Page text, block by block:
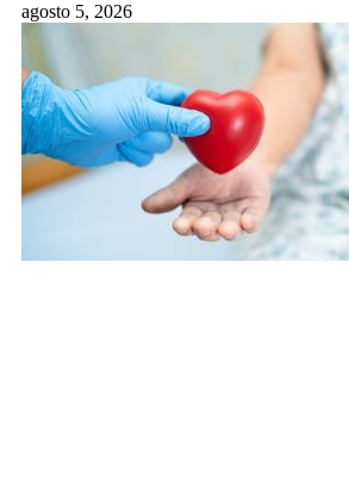
agosto 5, 2026